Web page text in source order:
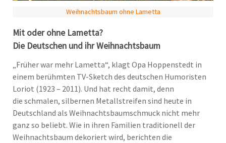
Weihnachtsbaum ohne Lametta
Mit oder ohne Lametta?
Die Deutschen und ihr Weihnachtsbaum
„Früher war mehr Lametta“, klagt Opa Hoppenstedt in
einem berühmten TV-Sketch des deutschen Humoristen
Loriot (1923 – 2011). Und hat recht damit, denn
die schmalen, silbernen Metallstreifen sind heute in
Deutschland als Weihnachtsbaumschmuck nicht mehr
ganz so beliebt. Wie in ihren Familien traditionell der
Weihnachtsbaum dekoriert wird, berichten die